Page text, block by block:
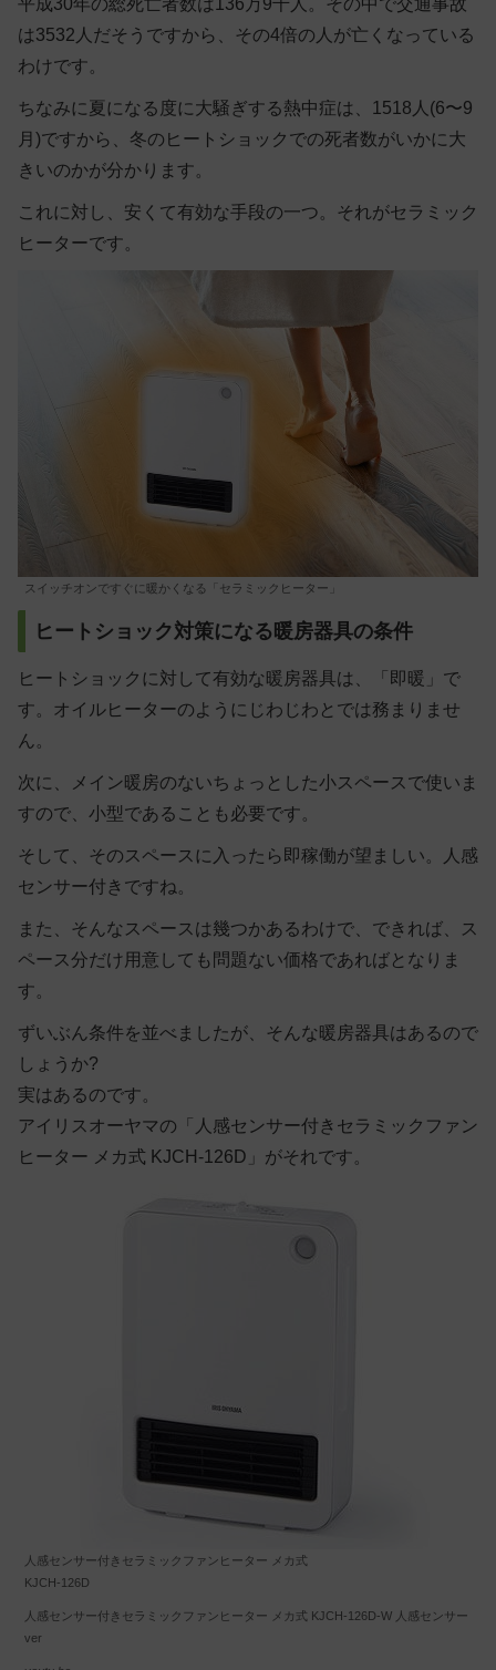
平成30年の総死亡者数は136万9千人。その中で交通事故
は3532人だそうですから、その4倍の人が亡くなっている
わけです。
ちなみに夏になる度に大騒ぎする熱中症は、1518人(6〜9
月)ですから、冬のヒートショックでの死者数がいかに大
きいのかが分かります。
これに対し、安くて有効な手段の一つ。それがセラミック
ヒーターです。
スイッチオンですぐに暖かくなる「セラミックヒーター」
ヒートショック対策になる暖房器具の条件
ヒートショックに対して有効な暖房器具は、「即暖」で
す。オイルヒーターのようにじわじわとでは務まりませ
ん。
次に、メイン暖房のないちょっとした小スペースで使いま
すので、小型であることも必要です。
そして、そのスペースに入ったら即稼働が望ましい。人感
センサー付きですね。
また、そんなスペースは幾つかあるわけで、できれば、ス
ペース分だけ用意しても問題ない価格であればとなりま
す。
ずいぶん条件を並べましたが、そんな暖房器具はあるので
しょうか?
実はあるのです。
アイリスオーヤマの「人感センサー付きセラミックファン
ヒーター メカ式 KJCH-126D」がそれです。
人感センサー付きセラミックファンヒーター メカ式
KJCH-126D
人感センサー付きセラミックファンヒーター メカ式 KJCH-126D-W 人感センサー
ver